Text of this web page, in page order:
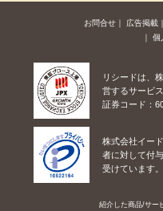
お問合せ 広告掲載
個
リシードは、
営するサービス
証券コード：
株式会社イー
者に対して付
受けています。
紹介した商品/サー